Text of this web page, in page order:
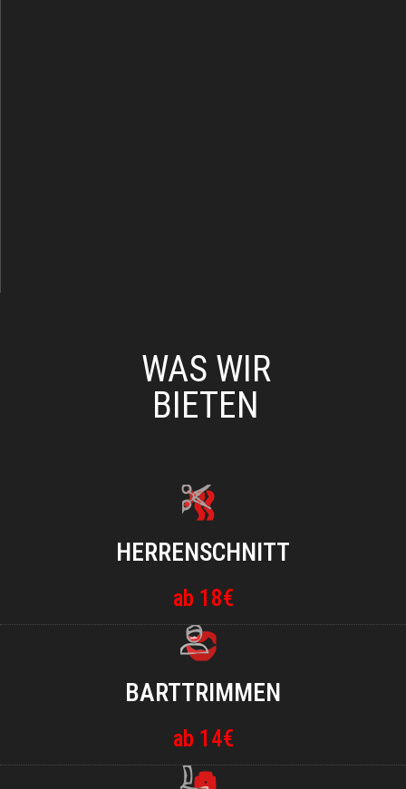
WAS WIR
BIETEN
HERRENSCHNITT
ab 18€
BARTTRIMMEN
ab 14€